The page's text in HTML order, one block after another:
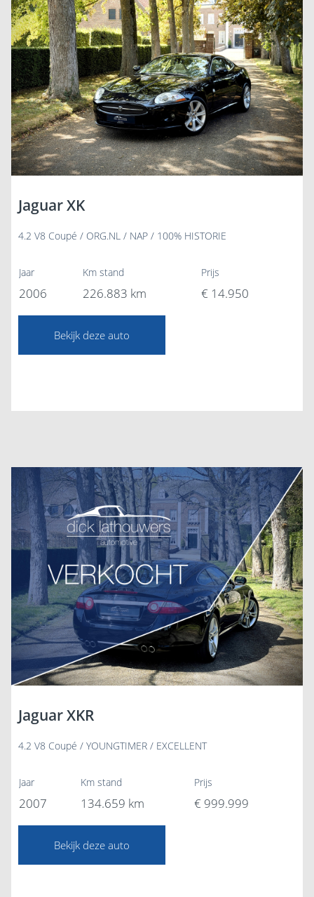
Jaguar XK
4.2 V8 Coupé / ORG.NL / NAP / 100% HISTORIE
Jaar
2006
Km stand
226.883 km
Prijs
€ 14.950
Bekijk deze auto
Jaguar XKR
4.2 V8 Coupé / YOUNGTIMER / EXCELLENT
Jaar
2007
Km stand
134.659 km
Prijs
€ 999.999
Bekijk deze auto